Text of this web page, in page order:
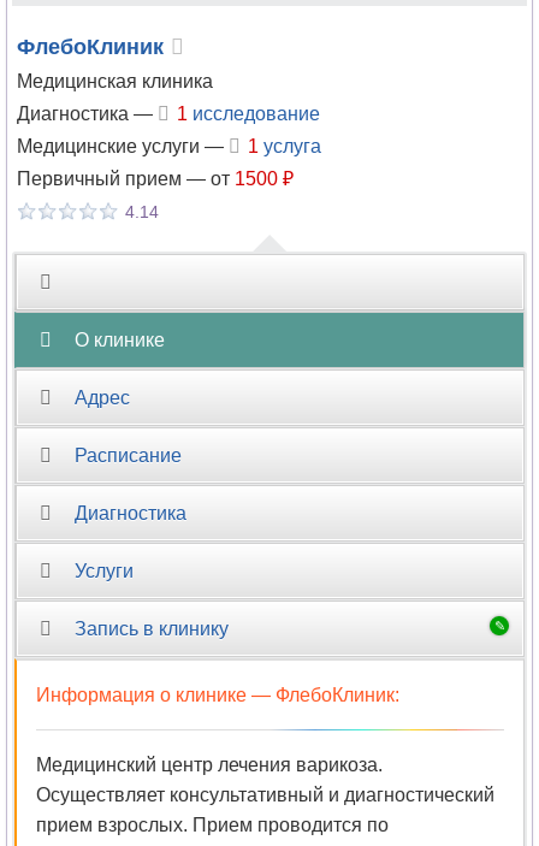
Мануальная
терапия
Микология
Нейропсихология
Нейрофизиология
Нейрохирургия
Неонатология
Нефрология
Нутрициология
Онкология
маммология
Ортопедия
ФлебоКлиник
Медицинская клиника
Диагностика —
1 исследование
Медицинские услуги —
1 услуга
Первичный прием — от 1500 ₽
4.14
О клинике
Адрес
Расписание
Диагностика
Услуги
Запись в клинику
Информация о клинике — ФлебоКлиник:
Медицинский центр лечения варикоза.
Осуществляет консультативный и диагностический
прием взрослых. Прием проводится по